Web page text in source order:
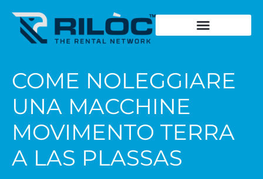
COME NOLEGGIARE
UNA MACCHINE
MOVIMENTO TERRA
A LAS PLASSAS